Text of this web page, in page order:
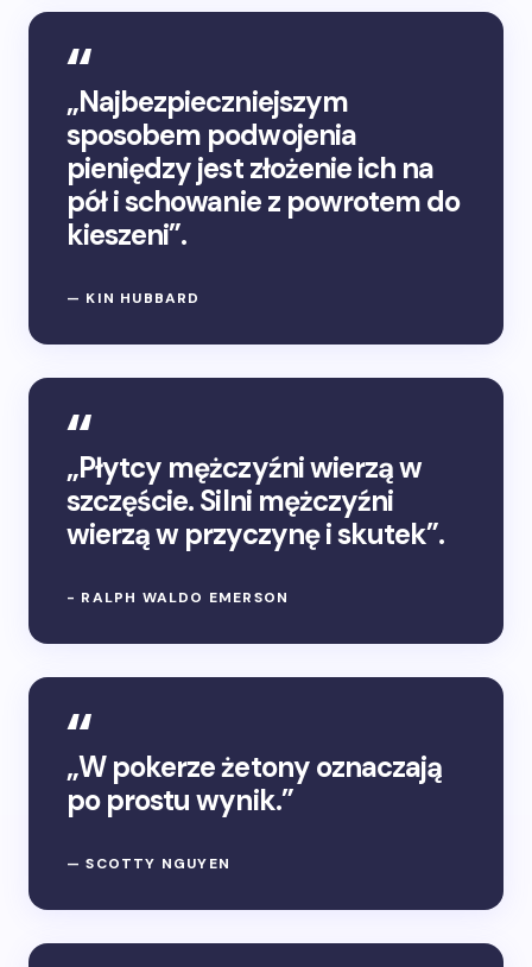
„Najbezpieczniejszym
sposobem podwojenia
pieniędzy jest złożenie ich na
pół i schowanie z powrotem do
kieszeni”.
— KIN HUBBARD
„Płytcy mężczyźni wierzą w
szczęście. Silni mężczyźni
wierzą w przyczynę i skutek”.
- RALPH WALDO EMERSON
„W pokerze żetony oznaczają
po prostu wynik.”
— SCOTTY NGUYEN